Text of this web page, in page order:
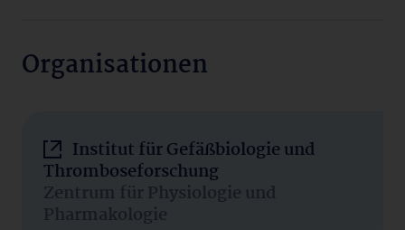
Organisationen
Institut für Gefäßbiologie und
Thromboseforschung
Zentrum für Physiologie und
Pharmakologie